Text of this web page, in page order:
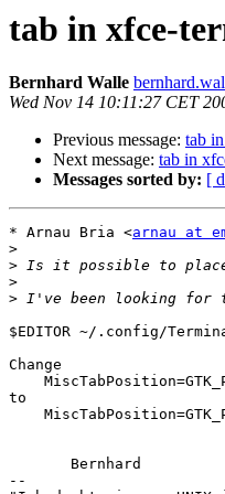
tab in xfce-
Bernhard Walle
Wed Nov 14 10:11:27 CET
Previous message: tab
Next message: tab in
Messages sorted by: [
* Arnau Bria <arnau at
>
>
>
>
$EDITOR ~/.config/
Change
to
--